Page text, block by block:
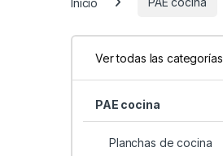
Ver todas las categorías
PAE cocina
Planchas de cocina